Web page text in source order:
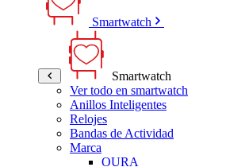
Smartwatch
Smartwatch
Ver todo en smartwatch
Anillos Inteligentes
Relojes
Bandas de Actividad
Marca
OURA